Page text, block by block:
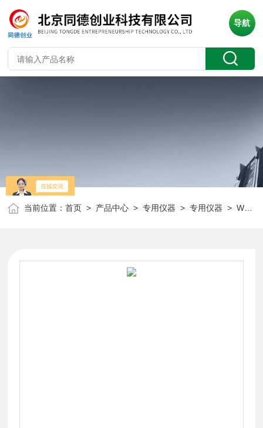
导航
当前位置：首页 > 产品中心 >专用仪器 >专用仪器 > WSD-3C全自动白度计